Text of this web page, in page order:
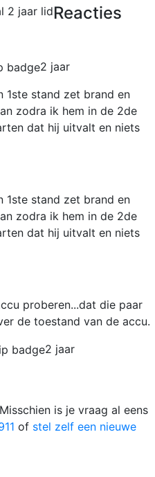
2 jaar lidReacties
2 jaar
1ste stand zet brand en
zodra ik hem in de 2de
dat hij uitvalt en niets
1ste stand zet brand en
zodra ik hem in de 2de
dat hij uitvalt en niets
proberen...dat die paar
de toestand van de accu.
2 jaar
is je vraag al eens
of stel zelf een nieuwe